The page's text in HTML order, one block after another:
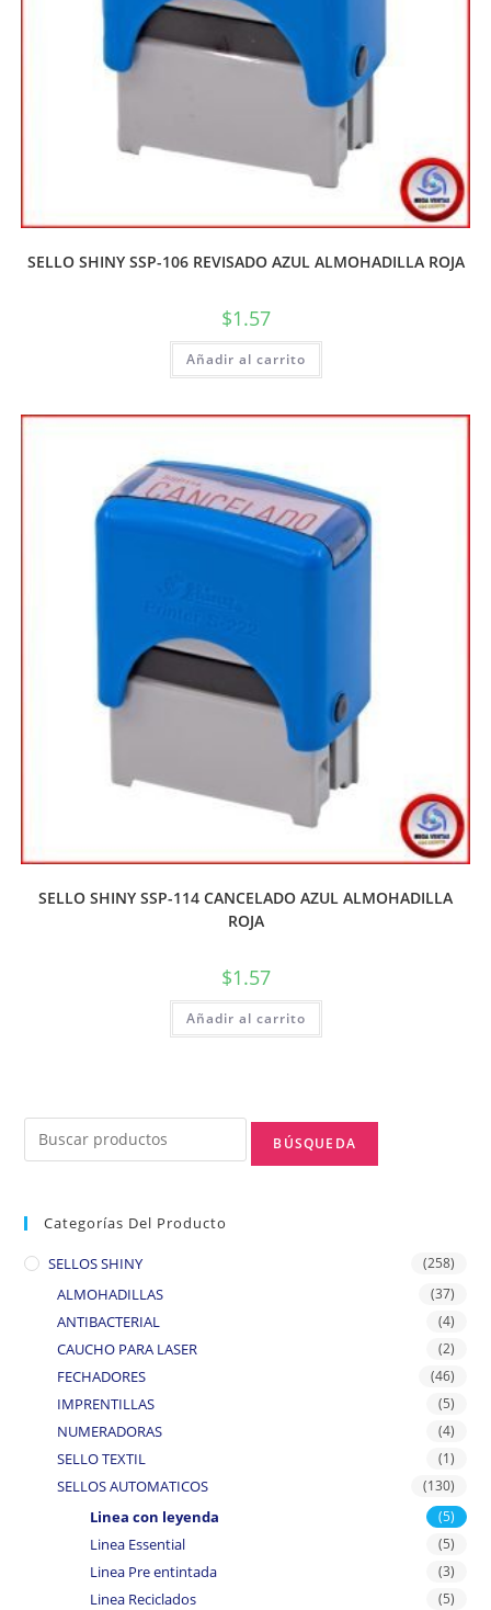
SELLO SHINY SSP-106 REVISADO AZUL ALMOHADILLA ROJA
$1.57
Añadir al carrito
SELLO SHINY SSP-114 CANCELADO AZUL ALMOHADILLA
ROJA
$1.57
Añadir al carrito
Categorías Del Producto
SELLOS SHINY (258)
ALMOHADILLAS (37)
ANTIBACTERIAL (4)
CAUCHO PARA LASER (2)
FECHADORES (46)
IMPRENTILLAS (5)
NUMERADORAS (4)
SELLO TEXTIL (1)
SELLOS AUTOMATICOS (130)
Linea con leyenda (5)
Linea Essential (5)
Linea Pre entintada (3)
Linea Reciclados (5)